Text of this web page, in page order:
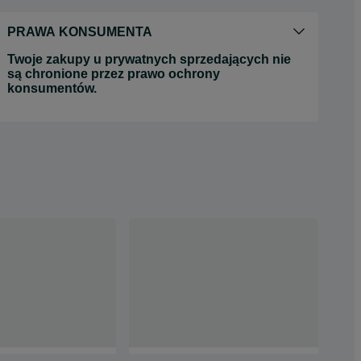
PRAWA KONSUMENTA
Twoje zakupy u prywatnych sprzedających nie
są chronione przez prawo ochrony
konsumentów.